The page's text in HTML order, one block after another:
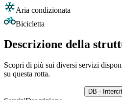
Aria condizionata
Bicicletta
Descrizione della
Scopri di più sui diversi servizi
su questa rotta.
DB -